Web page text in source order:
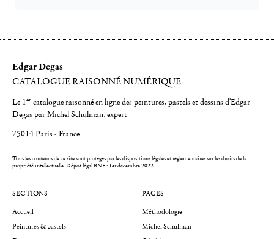
Edgar Degas
CATALOGUE RAISONNÉ NUMÉRIQUE
Le 1er catalogue raisonné en ligne des peintures, pastels et dessins d'Edgar
Degas par Michel Schulman, expert
75014 Paris - France
Tous les contenus de ce site sont protégés par les dispositions légales et réglementaires sur les droits de la
propriété intellectuelle.Dépot légal BNF : 1er décembre 2022
SECTIONS
Accueil
Peintures & pastels
PAGES
Méthodologie
Michel Schulman